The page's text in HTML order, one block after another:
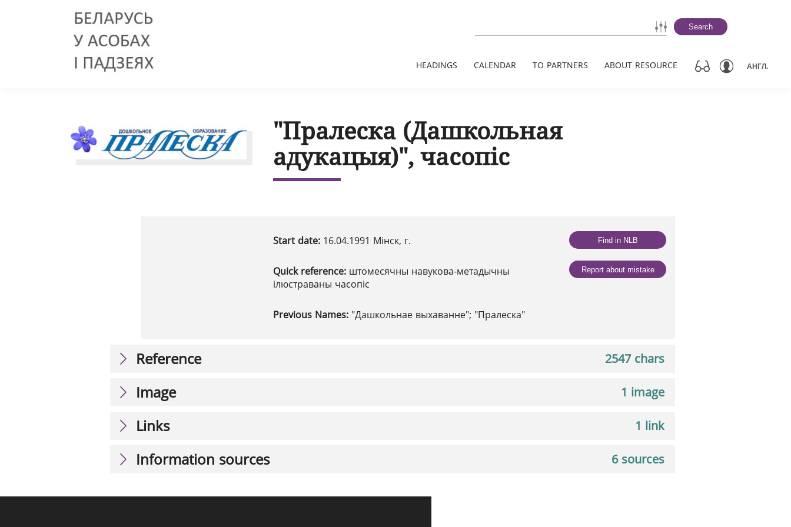
Search
HEADINGS CALENDAR TO PARTNERS ABOUT RESOURCE АНГЛ.
"Пралеска (Дашкольная
адукацыя)", часопіс
Start date: 16.04.1991 Мінск, г.
Quick reference: штомесячны навукова-метадычны
ілюстраваны часопіс
Previous Names: "Дашкольнае выхаванне"; "Пралеска"
Find in NLB
Report about mistake
2547 chars
Reference
1 image
Image
1 link
Links
6 sources
Information sources